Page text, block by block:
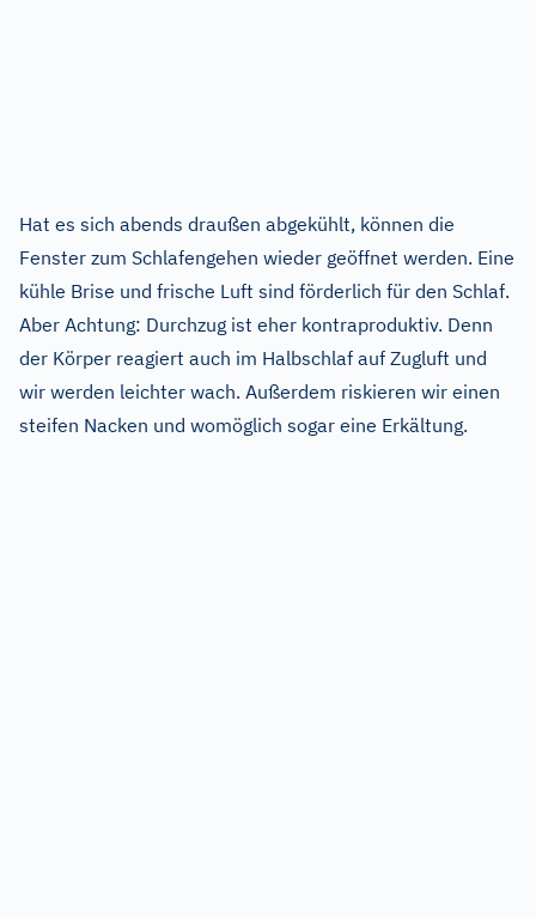
Hat es sich abends draußen abgekühlt, können die
Fenster zum Schlafengehen wieder geöffnet werden. Eine
kühle Brise und frische Luft sind förderlich für den Schlaf.
Aber Achtung: Durchzug ist eher kontraproduktiv. Denn
der Körper reagiert auch im Halbschlaf auf Zugluft und
wir werden leichter wach. Außerdem riskieren wir einen
steifen Nacken und womöglich sogar eine Erkältung.